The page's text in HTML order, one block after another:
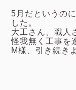
5月だというの
した。
大工さん、職人
怪我無く工事を
M様、引き続き